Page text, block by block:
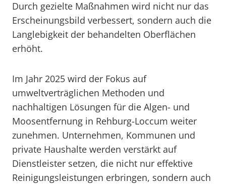
Durch gezielte Maßnahmen wird nicht nur das
Erscheinungsbild verbessert, sondern auch die
Langlebigkeit der behandelten Oberflächen
erhöht.
Im Jahr 2025 wird der Fokus auf
umweltverträglichen Methoden und
nachhaltigen Lösungen für die Algen- und
Moosentfernung in Rehburg-Loccum weiter
zunehmen. Unternehmen, Kommunen und
private Haushalte werden verstärkt auf
Dienstleister setzen, die nicht nur effektive
Reinigungsleistungen erbringen, sondern auch